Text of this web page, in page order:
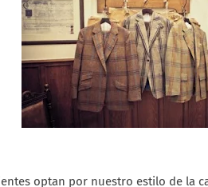
optan por nuestro estilo de la